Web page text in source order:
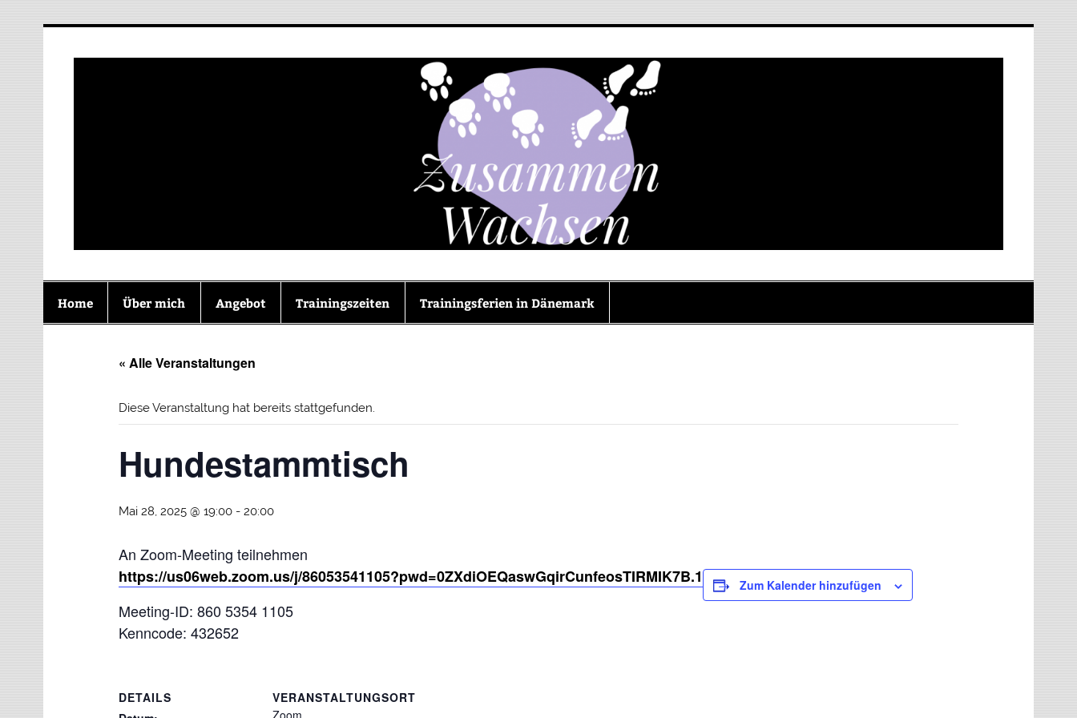
Home Über mich Angebot Trainingszeiten Trainingsferien in Dänemark
« Alle Veranstaltungen
Diese Veranstaltung hat bereits stattgefunden.
Hundestammtisch
Mai 28, 2025 @ 19:00 - 20:00
An Zoom-Meeting teilnehmen
https://us06web.zoom.us/j/86053541105?pwd=0ZXdiOEQaswGqirCunfeosTIRMIK7B.1
Meeting-ID: 860 5354 1105
Kenncode: 432652
Zum Kalender hinzufügen
DETAILS
VERANSTALTUNGSORT